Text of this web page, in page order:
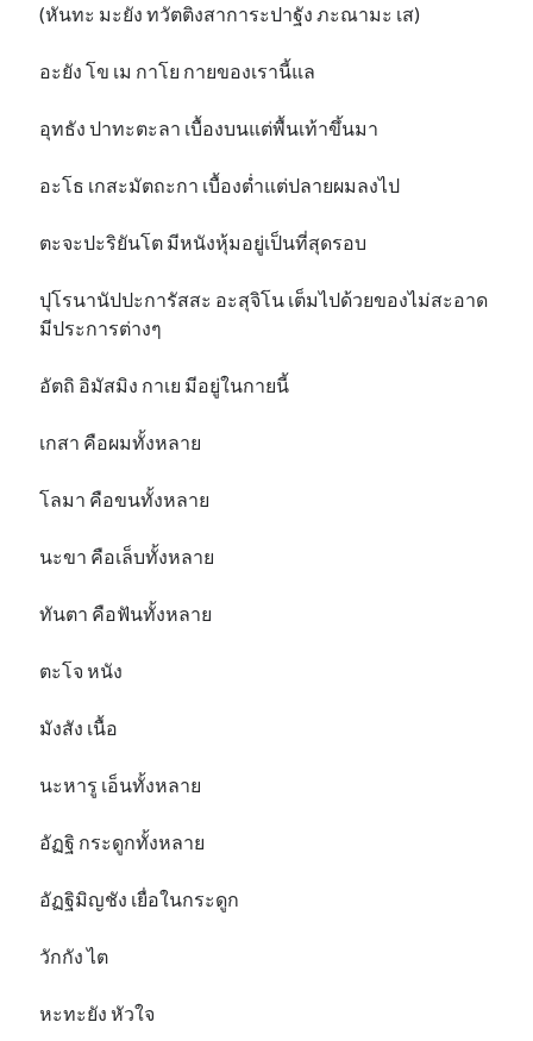
(หันทะ มะยัง ทวัตติงสาการะปาฐัง ภะณามะ เส)
อะยัง โข เม กาโย กายของเรานี้แล
อุทธัง ปาทะตะลา เบื้องบนแต่พื้นเท้าขึ้นมา
อะโธ เกสะมัตถะกา เบื้องต่ำแต่ปลายผมลงไป
ตะจะปะริยันโต มีหนังหุ้มอยู่เป็นที่สุดรอบ
ปุโรนานัปปะการัสสะ อะสุจิโน เต็มไปด้วยของไม่สะอาด
มีประการต่างๆ
อัตถิ อิมัสมิง กาเย มีอยู่ในกายนี้
เกสา คือผมทั้งหลาย
โลมา คือขนทั้งหลาย
นะขา คือเล็บทั้งหลาย
ทันตา คือฟันทั้งหลาย
ตะโจ หนัง
มังสัง เนื้อ
นะหารู เอ็นทั้งหลาย
อัฏฐิ กระดูกทั้งหลาย
อัฏฐิมิญชัง เยื่อในกระดูก
วักกัง ไต
หะทะยัง หัวใจ